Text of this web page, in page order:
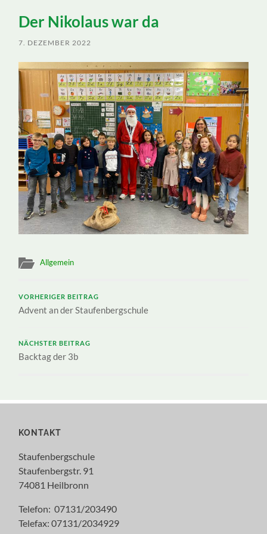
Der Nikolaus war da
7. DEZEMBER 2022
Allgemein
VORHERIGER BEITRAG
Advent an der Staufenbergschule
NÄCHSTER BEITRAG
Backtag der 3b
KONTAKT
Staufenbergschule
Staufenbergstr. 91
74081 Heilbronn
Telefon: 07131/203490
Telefax: 07131/2034929